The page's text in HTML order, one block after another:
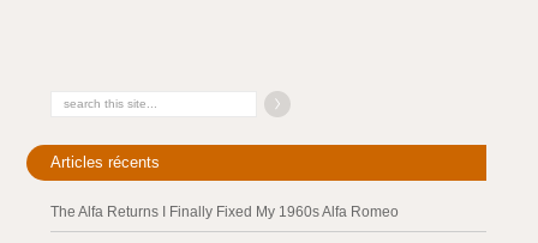
Articles récents
The Alfa Returns I Finally Fixed My 1960s Alfa Romeo